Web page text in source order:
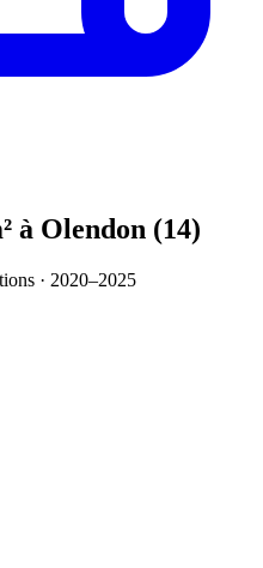
à Olendon (14)
· 2020–2025